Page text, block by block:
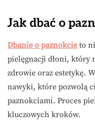
Jak dbać o
Dbanie o paznokcie to
pielęgnacji dłoni, który
zdrowie oraz estetykę.
nawyki, które pozwolą
paznokciami. Proces
kluczowych kroków.